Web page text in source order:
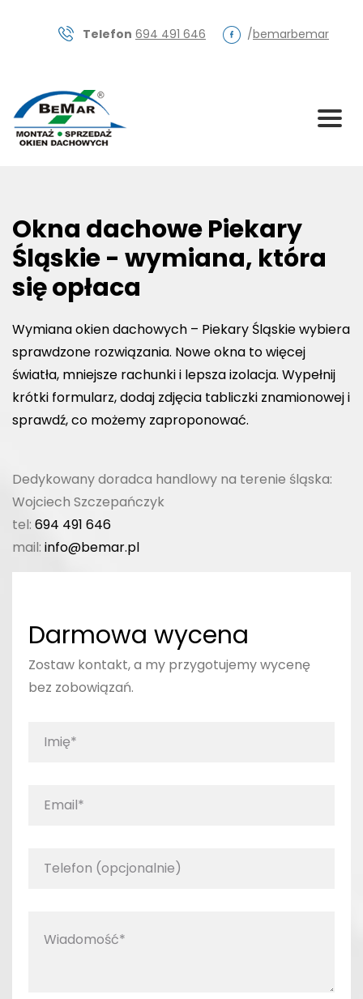
Telefon 694 491 646 /bemarbemar
Okna dachowe Piekary
Śląskie - wymiana, która
się opłaca
Wymiana okien dachowych – Piekary Śląskie wybiera
sprawdzone rozwiązania. Nowe okna to więcej
światła, mniejsze rachunki i lepsza izolacja. Wypełnij
krótki formularz, dodaj zdjęcia tabliczki znamionowej i
sprawdź, co możemy zaproponować.
Dedykowany doradca handlowy na terenie śląska:
Wojciech Szczepańczyk
tel: 694 491 646
mail: info@bemar.pl
Darmowa wycena
Zostaw kontakt, a my przygotujemy wycenę
bez zobowiązań.